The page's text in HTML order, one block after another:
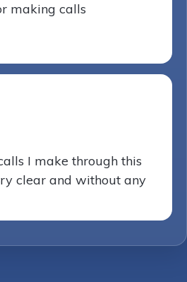
making calls
I make through this
clear and without any